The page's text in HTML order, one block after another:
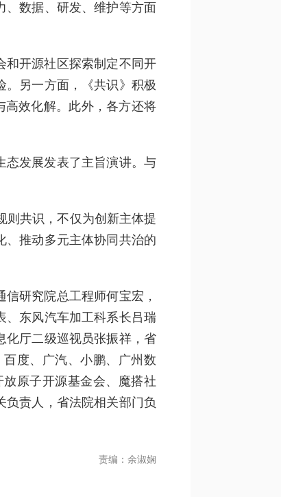
数据、研发、维护等方面
和开源社区探索制定不同开
。另一方面，《共识》积极
高效化解。此外，各方还将
态发展发表了主旨演讲。与
则共识，不仅为创新主体提
、推动多元主体协同共治的
研究院总工程师何宝宏，
、东风汽车加工科系长吕瑞
化厅二级巡视员张振祥，省
度、广汽、小鹏、广州数
原子开源基金会、魔搭社
负责人，省法院相关部门负
责编：余淑娴